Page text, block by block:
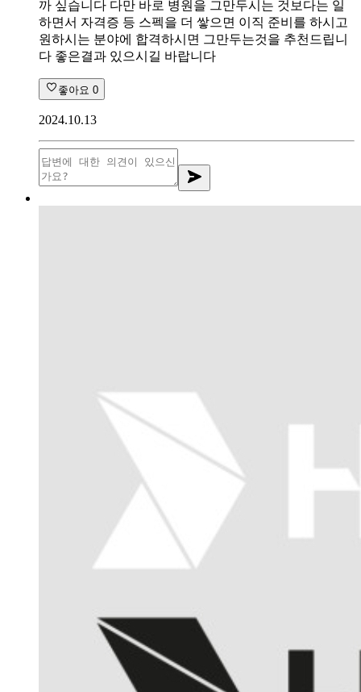
까 싶습니다 다만 바로 병원을 그만두시는 것보다는 일
하면서 자격증 등 스펙을 더 쌓으면 이직 준비를 하시고
원하시는 분야에 합격하시면 그만두는것을 추천드립니
다 좋은결과 있으시길 바랍니다
좋아요 0
2024.10.13